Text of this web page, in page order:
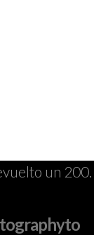
un 200.